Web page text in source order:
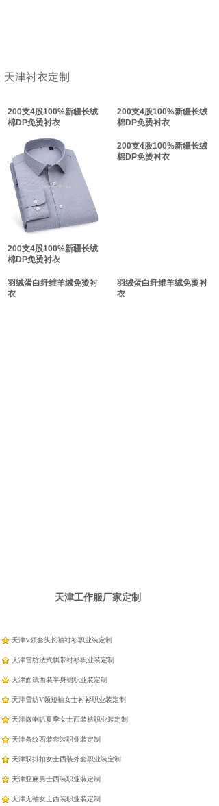
天津衬衣定制
200支4股100%新疆长绒
棉DP免烫衬衣
200支4股100%新疆长绒
棉DP免烫衬衣
200支4股100%新疆长绒
棉DP免烫衬衣
200支4股100%新疆长绒
棉DP免烫衬衣
羽绒蛋白纤维羊绒免烫衬
衣
羽绒蛋白纤维羊绒免烫衬
衣
双击此处添加文字
双击此处添加文字
天津工作服厂家定制
天津V领套头长袖衬衫职业装定制
天津雪纺法式飘带衬衫职业装定制
天津面试西装半身裙职业装定制
天津雪纺V领短袖女士衬衫职业装定制
天津微喇叭夏季女士西装裤职业装定制
天津条纹西装套装职业装定制
天津双排扣女士西装外套职业装定制
天津亚麻男士西装职业装定制
天津无袖女士西装职业装定制